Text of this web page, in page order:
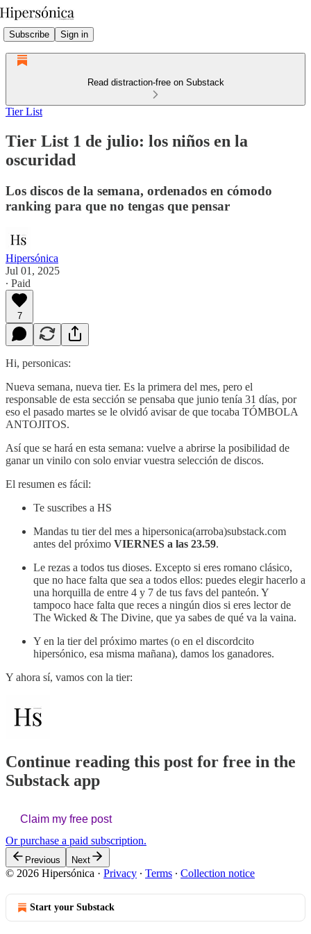
Subscribe Sign in
Read distraction-free on Substack
Tier List
Tier List 1 de julio: los niños en la
oscuridad
Los discos de la semana, ordenados en cómodo
ranking para que no tengas que pensar
Hipersónica
Jul 01, 2025
∙ Paid
7
Hi, personicas:
Nueva semana, nueva tier. Es la primera del mes, pero el
responsable de esta sección se pensaba que junio tenía 31 días, por
eso el pasado martes se le olvidó avisar de que tocaba TÓMBOLA
ANTOJITOS.
Así que se hará en esta semana: vuelve a abrirse la posibilidad de
ganar un vinilo con solo enviar vuestra selección de discos.
El resumen es fácil:
Te suscribes a HS
Mandas tu tier del mes a hipersonica(arroba)substack.com
antes del próximo VIERNES a las 23.59.
Le rezas a todos tus dioses. Excepto si eres romano clásico,
que no hace falta que sea a todos ellos: puedes elegir hacerlo a
una horquilla de entre 4 y 7 de tus favs del panteón. Y
tampoco hace falta que reces a ningún dios si eres lector de
The Wicked & The Divine, que ya sabes de qué va la vaina.
Y en la tier del próximo martes (o en el discordcito
hipersónico, esa misma mañana), damos los ganadores.
Y ahora sí, vamos con la tier:
Continue reading this post for free in the
Substack app
Claim my free post
Or purchase a paid subscription.
Previous Next
© 2026 Hipersónica · Privacy ∙ Terms ∙ Collection notice
Start your Substack